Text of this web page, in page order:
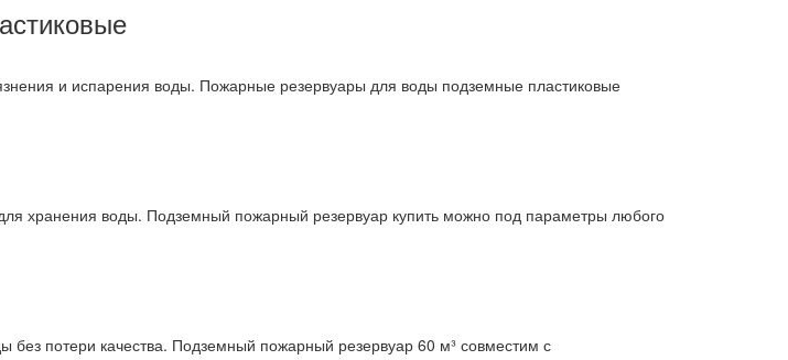
и испарения воды. Пожарные резервуары для воды подземные пластиковые
хранения воды. Подземный пожарный резервуар купить можно под параметры любого
потери качества. Подземный пожарный резервуар 60 м³ совместим с